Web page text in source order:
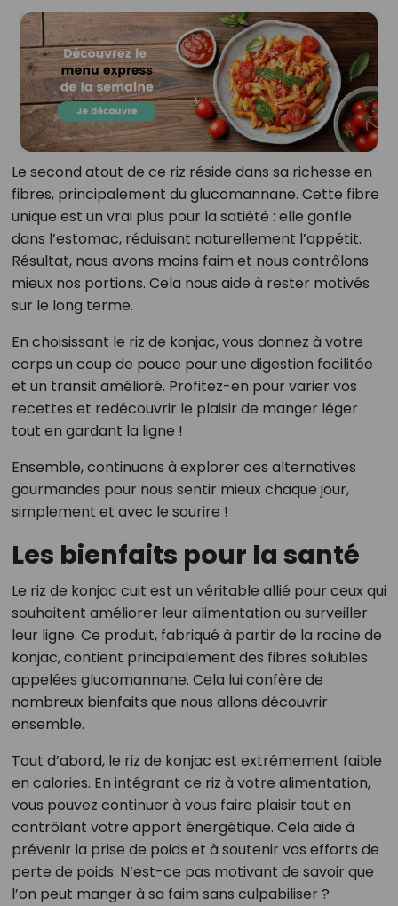
Le second atout de ce riz réside dans sa richesse en
fibres, principalement du glucomannane. Cette fibre
unique est un vrai plus pour la satiété : elle gonfle
dans l’estomac, réduisant naturellement l’appétit.
Résultat, nous avons moins faim et nous contrôlons
mieux nos portions. Cela nous aide à rester motivés
sur le long terme.
En choisissant le riz de konjac, vous donnez à votre
corps un coup de pouce pour une digestion facilitée
et un transit amélioré. Profitez-en pour varier vos
recettes et redécouvrir le plaisir de manger léger
tout en gardant la ligne !
Ensemble, continuons à explorer ces alternatives
gourmandes pour nous sentir mieux chaque jour,
simplement et avec le sourire !
Les bienfaits pour la santé
Le riz de konjac cuit est un véritable allié pour ceux qui
souhaitent améliorer leur alimentation ou surveiller
leur ligne. Ce produit, fabriqué à partir de la racine de
konjac, contient principalement des fibres solubles
appelées glucomannane. Cela lui confère de
nombreux bienfaits que nous allons découvrir
ensemble.
Tout d’abord, le riz de konjac est extrêmement faible
en calories. En intégrant ce riz à votre alimentation,
vous pouvez continuer à vous faire plaisir tout en
contrôlant votre apport énergétique. Cela aide à
prévenir la prise de poids et à soutenir vos efforts de
perte de poids. N’est-ce pas motivant de savoir que
l’on peut manger à sa faim sans culpabiliser ?